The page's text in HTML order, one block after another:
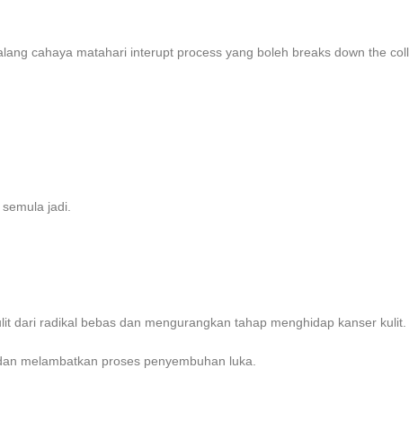
cahaya matahari interupt process yang boleh breaks down the
jadi.
dari radikal bebas dan mengurangkan tahap menghidap kanser kulit.
melambatkan proses penyembuhan luka.